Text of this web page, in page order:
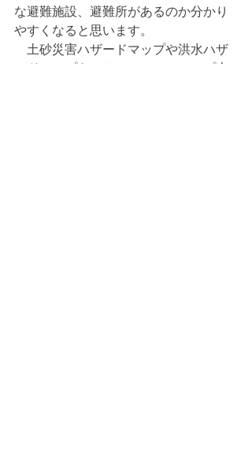
な避難施設、避難所があるのか分かり
やすくなると思います。
土砂災害ハザードマップや洪水ハザ
ードマップも、Ｇｏｏｇｌｅマップ上